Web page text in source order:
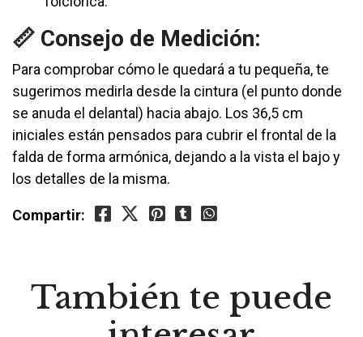
📏 Consejo de Medición:
Para comprobar cómo le quedará a tu pequeña, te
sugerimos medirla desde la cintura (el punto donde
se anuda el delantal) hacia abajo. Los 36,5 cm
iniciales están pensados para cubrir el frontal de la
falda de forma armónica, dejando a la vista el bajo y
los detalles de la misma.
Compartir:
También te puede